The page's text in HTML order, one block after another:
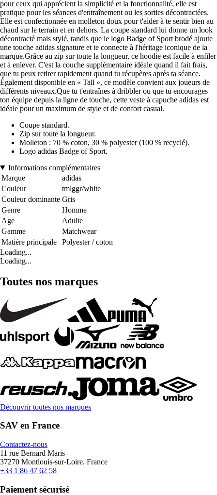
pour ceux qui apprécient la simplicité et la fonctionnalité, elle est
pratique pour les séances d'entraînement ou les sorties décontractées.
Elle est confectionnée en molleton doux pour t'aider à te sentir bien au
chaud sur le terrain et en dehors. La coupe standard lui donne un look
décontracté mais stylé, tandis que le logo Badge of Sport brodé ajoute
une touche adidas signature et te connecte à l'héritage iconique de la
marque.Grâce au zip sur toute la longueur, ce hoodie est facile à enfiler
et à enlever. C'est la couche supplémentaire idéale quand il fait frais,
que tu peux retirer rapidement quand tu récupères après ta séance.
Également disponible en « Tall », ce modèle convient aux joueurs de
différents niveaux.Que tu t'entraînes à dribbler ou que tu encourages
ton équipe depuis la ligne de touche, cette veste à capuche adidas est
idéale pour un maximum de style et de confort casual.
Coupe standard.
Zip sur toute la longueur.
Molleton : 70 % coton, 30 % polyester (100 % recyclé).
Logo adidas Badge of Sport.
Informations complémentaires
Marque
adidas
Couleur
tmlggr/white
Couleur dominante Gris
Genre
Homme
Age
Adulte
Gamme
Matchwear
Matière principale
Polyester / coton
Loading...
Loading...
Toutes nos marques
Découvrir toutes nos marques
SAV en France
Contactez-nous
11 rue Bernard Maris
37270 Montlouis-sur-Loire, France
+33 1 86 47 62 58
Paiement sécurisé